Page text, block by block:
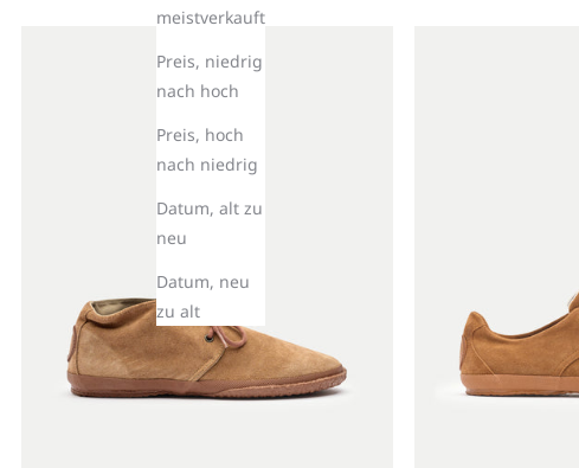
meistverkauft
Preis, niedrig
nach hoch
Preis, hoch
nach niedrig
Datum, alt zu
neu
Datum, neu
zu alt